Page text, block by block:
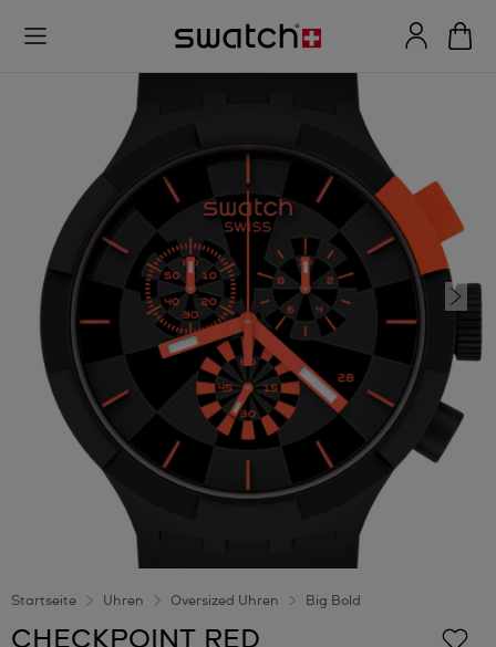
Startseite Uhren Oversized Uhren Big Bold
CHECKPOINT RED